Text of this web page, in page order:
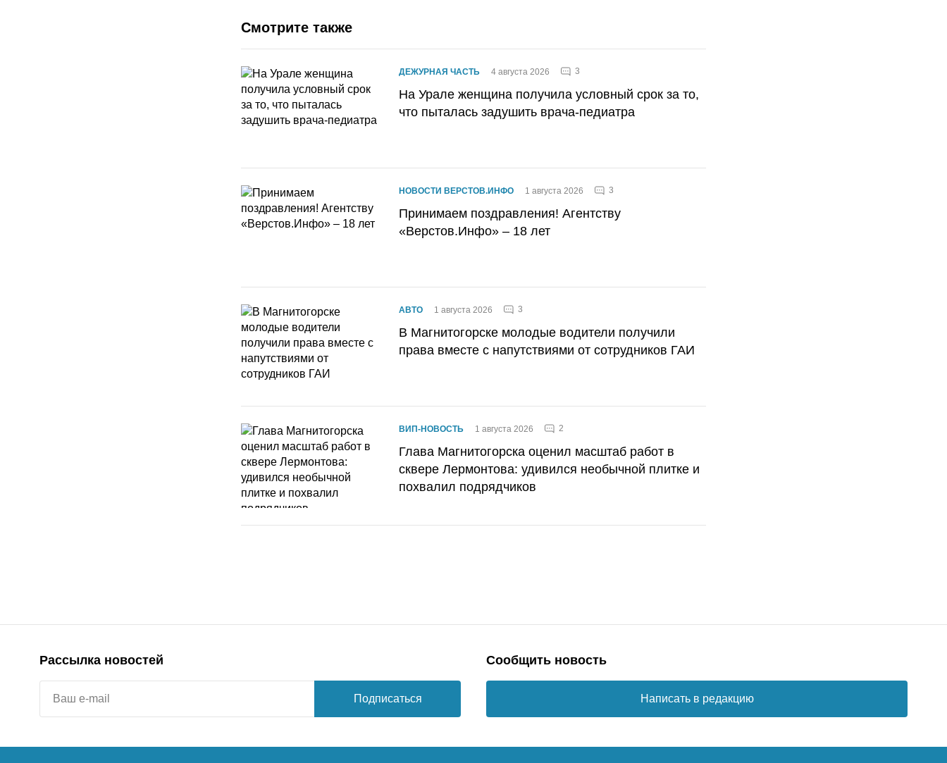
Смотрите также
ДЕЖУРНАЯ ЧАСТЬ 4 августа 2026 3
На Урале женщина получила условный срок за то,
что пыталась задушить врача-педиатра
НОВОСТИ ВЕРСТОВ.ИНФО 1 августа 2026 3
Принимаем поздравления! Агентству
«Верстов.Инфо» – 18 лет
АВТО 1 августа 2026 3
В Магнитогорске молодые водители получили
права вместе с напутствиями от сотрудников ГАИ
ВИП-НОВОСТЬ 1 августа 2026 2
Глава Магнитогорска оценил масштаб работ в
сквере Лермонтова: удивился необычной плитке и
похвалил подрядчиков
Рассылка новостей
Подписаться
Сообщить новость
Написать в редакцию